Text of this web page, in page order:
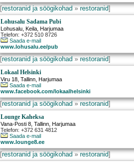
[restoranid ja söögikohad»restoranid]
Lohusalu Sadama Pubi
Lohusalu Keila , Harjumaa
Telefon: +372 510 8726
Saada e-mail
www.lohusalu.ee/pub
[restoranid ja söögikohad»restoranid]
Lokaal Helsinki
Viru 18 ,Tallinn , Harjumaa
Saada e-mail
www.facebook.com/lokaalhelsinki
[restoranid ja söögikohad»restoranid]
Lounge Kaheksa
Vana-Posti 8 ,Tallinn , Harjumaa
Telefon: +372 631 4812
Saada e-mail
www.lounge8.ee
[restoranid ja söögikohad»restoranid]